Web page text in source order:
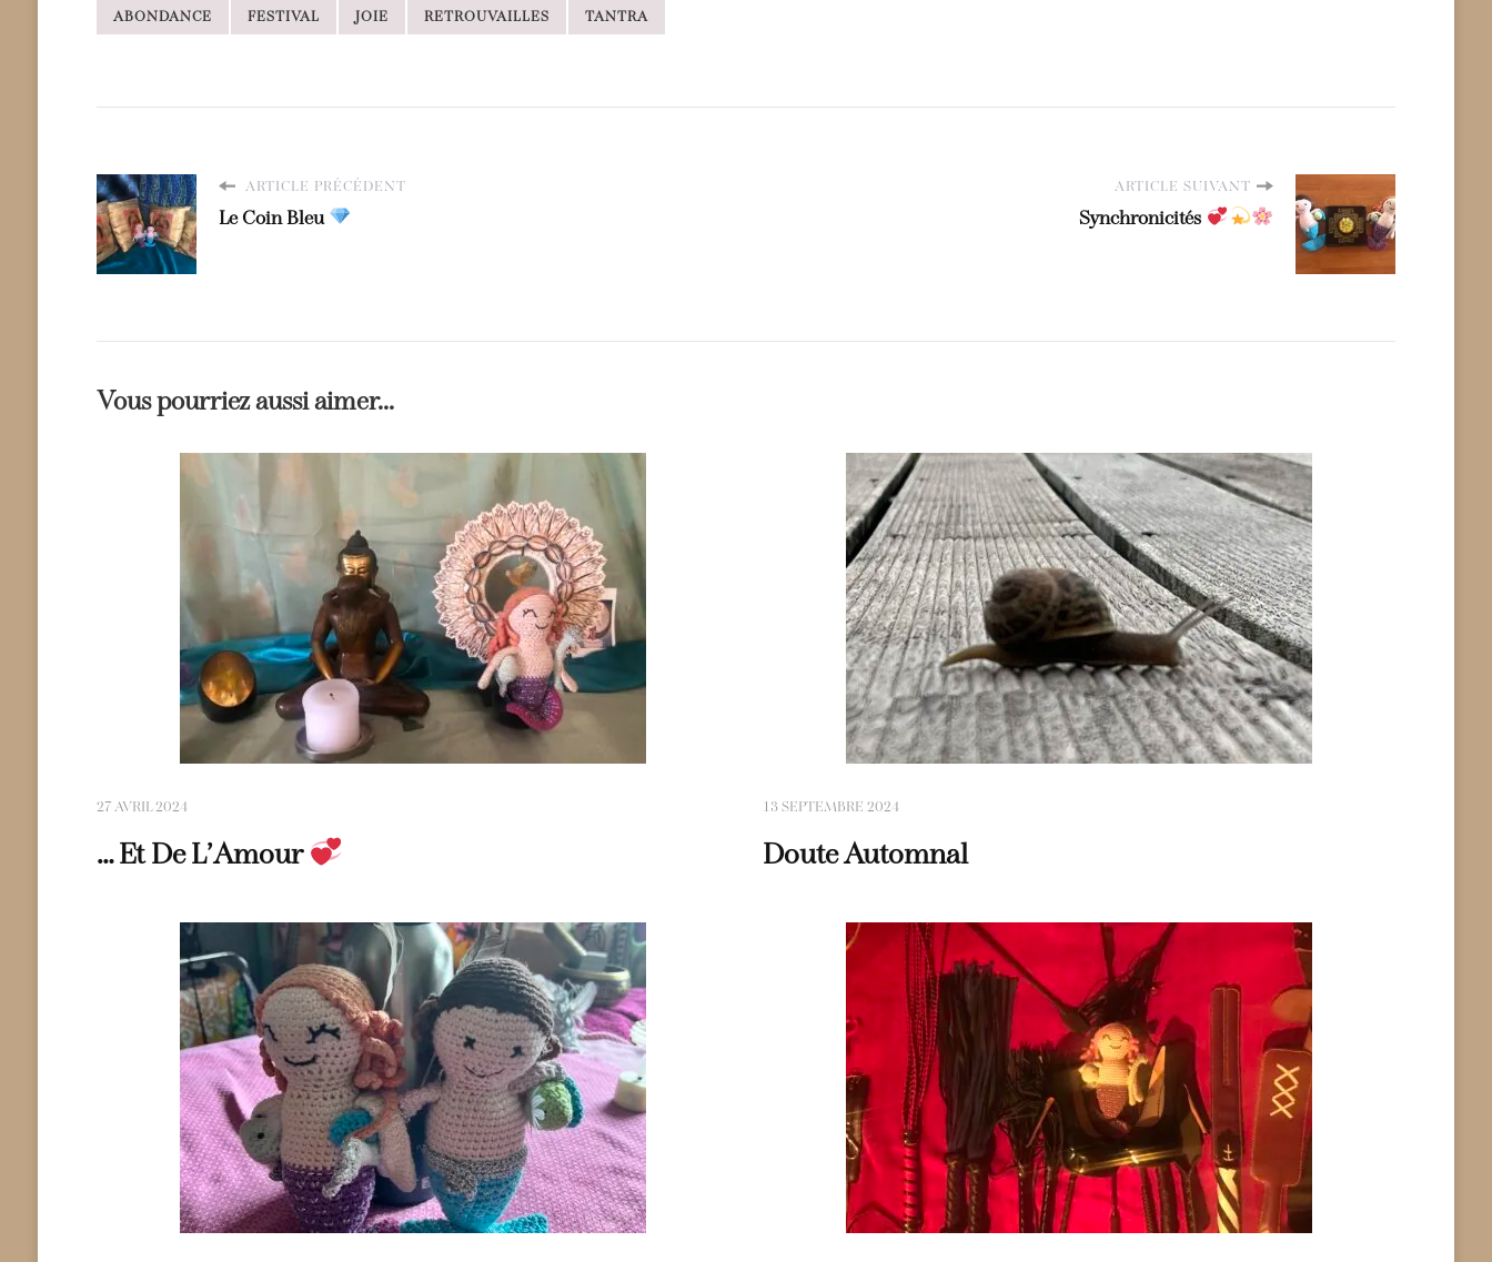
ABONDANCE FESTIVAL JOIE RETROUVAILLES TANTRA
ARTICLE PRÉCÉDENT
Le Coin Bleu
ARTICLE SUIVANT
Synchronicités
Vous pourriez aussi aimer...
27 AVRIL 2024
… Et De L’Amour
13 SEPTEMBRE 2024
Doute Automnal